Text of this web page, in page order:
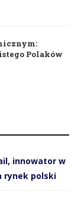
Polaków
innowator w
rynek polski